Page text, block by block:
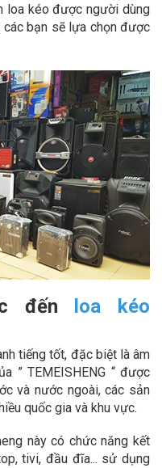
loa kéo được người dùng
các bạn sẽ lựa chọn được
đến
loa kéo
tiếng tốt, đặc biệt là âm
” TEMEISHENG “ được
và nước ngoài, các sản
quốc gia và khu vực.
này có chức năng kết
tivi, đầu đĩa... sử dụng